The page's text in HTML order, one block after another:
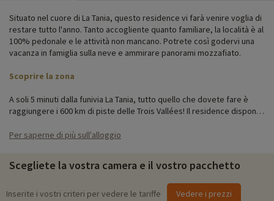
Situato nel cuore di La Tania, questo residence vi farà venire voglia di
restare tutto l'anno. Tanto accogliente quanto familiare, la località è al
100% pedonale e le attività non mancano. Potrete così godervi una
vacanza in famiglia sulla neve e ammirare panorami mozzafiato.
Scoprire la zona
A soli 5 minuti dalla funivia La Tania, tutto quello che dovete fare è
raggiungere i 600 km di piste delle Trois Vallées! Il residence dispone
accessibile alle persone con disabilità.
Attività per famiglie in loco
Per saperne di più sull'alloggio
Scegliete la vostra camera e il vostro pacchetto
Inserite i vostri criteri per vedere le tariffe Vedere i prezzi